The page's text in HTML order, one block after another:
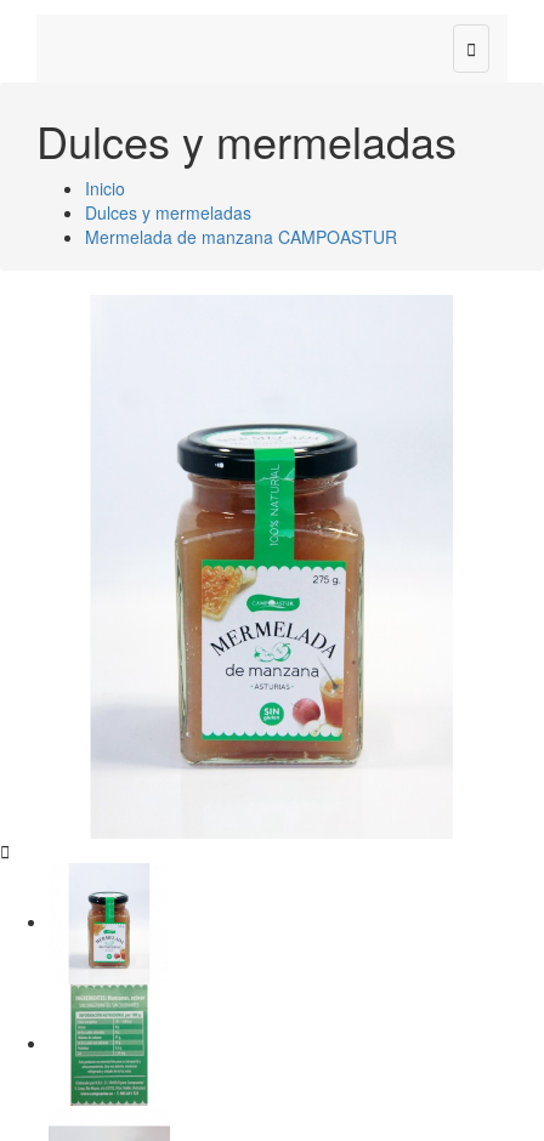

Dulces y mermeladas
Inicio
Dulces y mermeladas
Mermelada de manzana CAMPOASTUR
